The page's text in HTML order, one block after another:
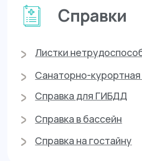
Почему
Квалифицированные
специалисты
врачей